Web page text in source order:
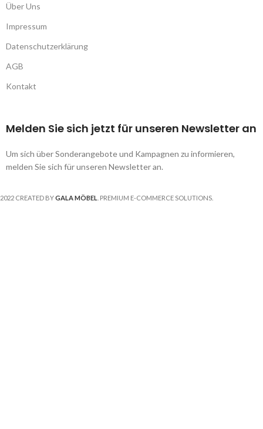
Über Uns
Impressum
Datenschutzerklärung
AGB
Kontakt
Melden Sie sich jetzt für unseren Newsletter an
Um sich über Sonderangebote und Kampagnen zu informieren,
melden Sie sich für unseren Newsletter an.
2022 CREATED BYGALA MÖBEL . PREMIUM E-COMMERCE SOLUTIONS.